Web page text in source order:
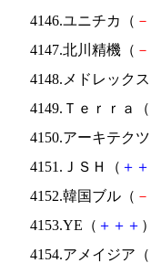
4146.ユニチカ（ －
4147.北川精機（ －
4148.メドレック
4149.Ｔｅｒｒａ（
4150.アーキテク
4151.ＪＳＨ（ ＋ ＋
4152.韓国ブル（ －
4153.YE（ ＋ ＋ ＋
4154.アメイジア（